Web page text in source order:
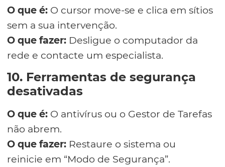
O que é: O cursor move-se e clica em sítios
sem a sua intervenção.
O que fazer: Desligue o computador da
rede e contacte um especialista.
10. Ferramentas de segurança
desativadas
O que é: O antivírus ou o Gestor de Tarefas
não abrem.
O que fazer: Restaure o sistema ou
reinicie em “Modo de Segurança”.